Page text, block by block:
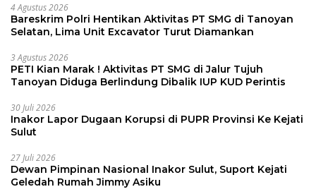
4 Agustus 2026
Bareskrim Polri Hentikan Aktivitas PT SMG di Tanoyan
Selatan, Lima Unit Excavator Turut Diamankan
3 Agustus 2026
PETI Kian Marak ! Aktivitas PT SMG di Jalur Tujuh
Tanoyan Diduga Berlindung Dibalik IUP KUD Perintis
30 Juli 2026
Inakor Lapor Dugaan Korupsi di PUPR Provinsi Ke Kejati
Sulut
27 Juli 2026
Dewan Pimpinan Nasional Inakor Sulut, Suport Kejati
Geledah Rumah Jimmy Asiku